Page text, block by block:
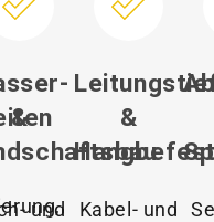
&
und
&
Kabel- und